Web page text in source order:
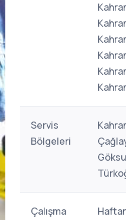
Servis
Bölgeleri
Çalışma